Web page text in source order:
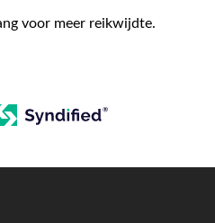
voor meer reikwijdte.